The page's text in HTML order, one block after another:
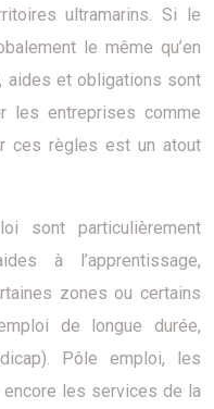
ultramarins. Si le
le même qu’en
aides et obligations sont
les entreprises comme
ces règles est un atout
sont particulièrement
à l’apprentissage,
zones ou certains
de longue durée,
Pôle emploi, les
les services de la